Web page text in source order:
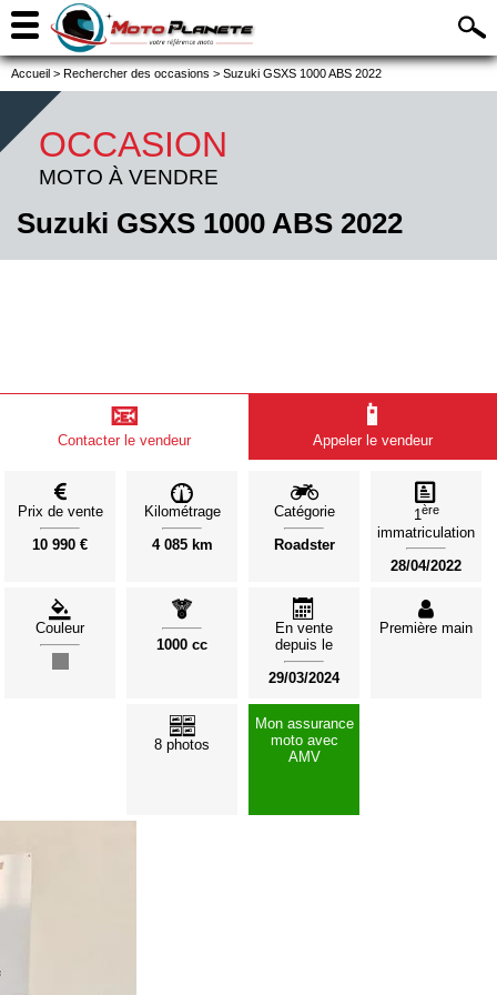
Accueil > Rechercher des occasions > Suzuki GSXS 1000 ABS 2022
OCCASION
MOTO À VENDRE
Suzuki GSXS 1000 ABS 2022
📧
Contacter le vendeur
📱
Appeler le vendeur
Prix de vente
10 990 €
Kilométrage
4 085 km
Catégorie
Roadster
1ère
immatriculation
28/04/2022
Couleur
1000 cc
En vente
depuis le
29/03/2024
Première main
8 photos
Mon assurance
moto avec
AMV